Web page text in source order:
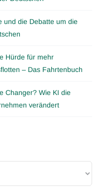
und die Debatte um die
Hürde für mehr
– Das Fahrtenbuch
Changer? Wie KI die
verändert